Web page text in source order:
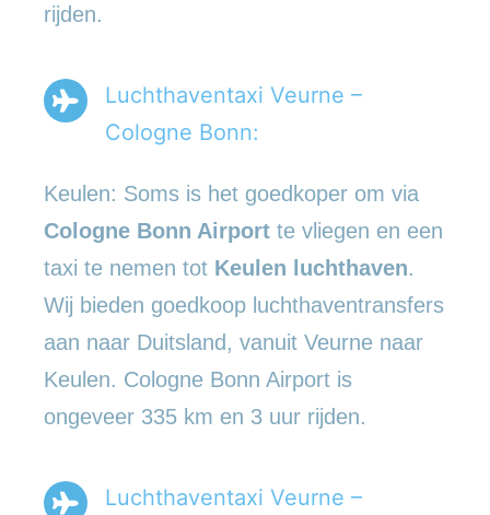
rijden.
Luchthaventaxi Veurne –
Cologne Bonn:
Keulen: Soms is het goedkoper om via
Cologne Bonn Airport te vliegen en een
taxi te nemen tot Keulen luchthaven.
Wij bieden goedkoop luchthaventransfers
aan naar Duitsland, vanuit Veurne naar
Keulen. Cologne Bonn Airport is
ongeveer 335 km en 3 uur rijden.
Luchthaventaxi Veurne –